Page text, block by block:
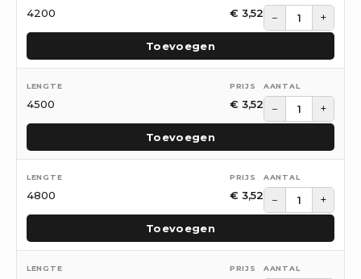
4200 € 3,52 − +
Toevoegen
4500 € 3,52 − +
Toevoegen
4800 € 3,52 − +
Toevoegen